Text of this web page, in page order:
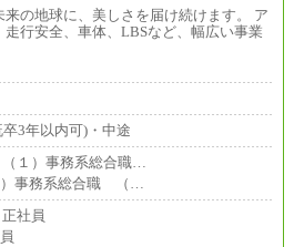
来の地球に、美しさを届け続けます。 ア
行安全、車体、LBSなど、幅広い事業
3年以内可)・中途
（１）事務系総合職…
）事務系総合職 （…
正社員